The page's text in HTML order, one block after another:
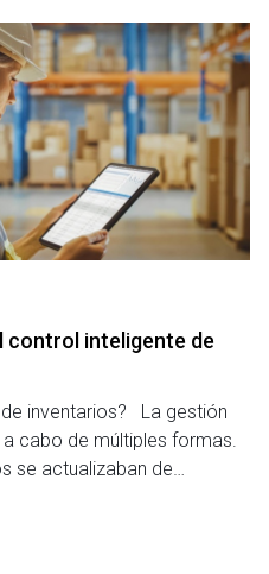
control inteligente de
inventarios? La gestión
cabo de múltiples formas.
se actualizaban de…